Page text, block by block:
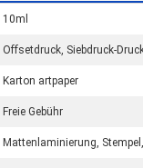
10ml
Offsetdruck, Siebdruck-
Karton artpaper
Freie Gebühr
Mattenlaminierung,